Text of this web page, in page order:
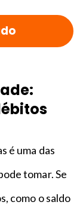
é uma das
tomar. Se
como o saldo